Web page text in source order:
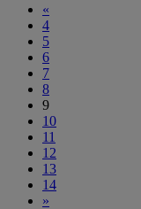
«
4
5
6
7
8
9
10
11
12
13
14
»